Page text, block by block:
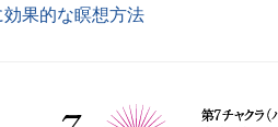
効果的な瞑想方法